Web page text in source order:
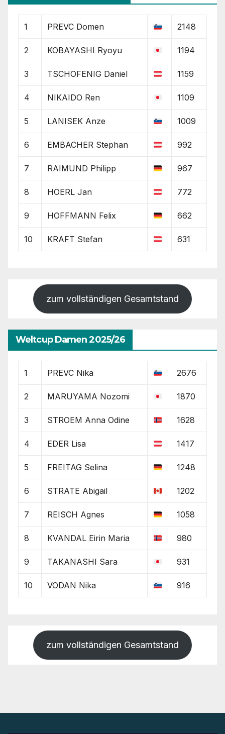
1 PREVC Domen 2148
2 KOBAYASHI Ryoyu 1194
3 TSCHOFENIG Daniel 1159
4 NIKAIDO Ren 1109
5 LANISEK Anze 1009
6 EMBACHER Stephan 992
7 RAIMUND Philipp 967
8 HOERL Jan 772
9 HOFFMANN Felix 662
10 KRAFT Stefan 631
zum vollständigen Gesamtstand
Weltcup Damen 2025/26
1 PREVC Nika 2676
2 MARUYAMA Nozomi 1870
3 STROEM Anna Odine 1628
4 EDER Lisa 1417
5 FREITAG Selina 1248
6 STRATE Abigail 1202
7 REISCH Agnes 1058
8 KVANDAL Eirin Maria 980
9 TAKANASHI Sara 931
10 VODAN Nika 916
zum vollständigen Gesamtstand